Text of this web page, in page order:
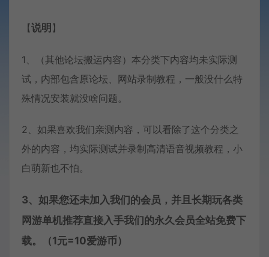
【说明 】
1、（其他论坛搬运内容）本分类下内容均未实际测
试，内部包含原论坛、网站录制教程，一般没什么特
殊情况安装就没啥问题。
2、如果喜欢我们亲测内容，可以看除了这个分类之
外的内容，均实际测试并录制高清语音视频教程，小
白萌新也不怕。
3、如果您还未加入我们的会员，并且长期玩各类
网游单机推荐直接入手我们的永久会员全站免费下
载。（1元=10爱游币）